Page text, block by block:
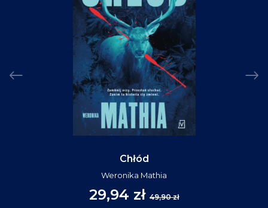
Chłód
Weronika Mathia
29,94 zł 49,90 zł